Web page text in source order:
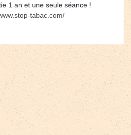
1 an et une seule séance !
tabac.com/